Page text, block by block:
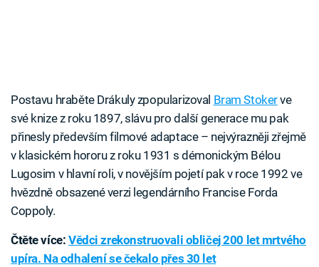
Postavu hraběte Drákuly zpopularizoval Bram Stokerve
své knize z roku 1897, slávu pro další generace mu pak
přinesly především filmové adaptace – nejvýrazněji zřejmě
v klasickém hororu z roku 1931 s démonickým Bélou
Lugosim v hlavní roli, v novějším pojetí pak v roce 1992 ve
hvězdně obsazené verzi legendárního Francise Forda
Coppoly.
Čtěte více: Vědci zrekonstruovali obličej 200 let mrtvého
upíra. Na odhalení se čekalo přes 30 let